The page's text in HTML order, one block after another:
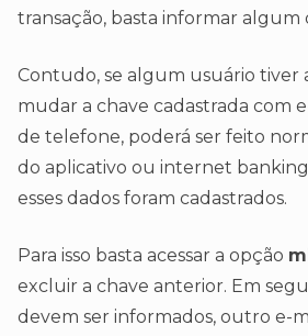
transação, basta informar algum
Contudo, se algum usuário tiver
mudar a chave cadastrada com
de telefone, poderá ser feito
do aplicativo ou internet
esses dados foram cadastrados.
Para isso basta acessar a opção
excluir a chave anterior. Em
devem ser informados, outro e-